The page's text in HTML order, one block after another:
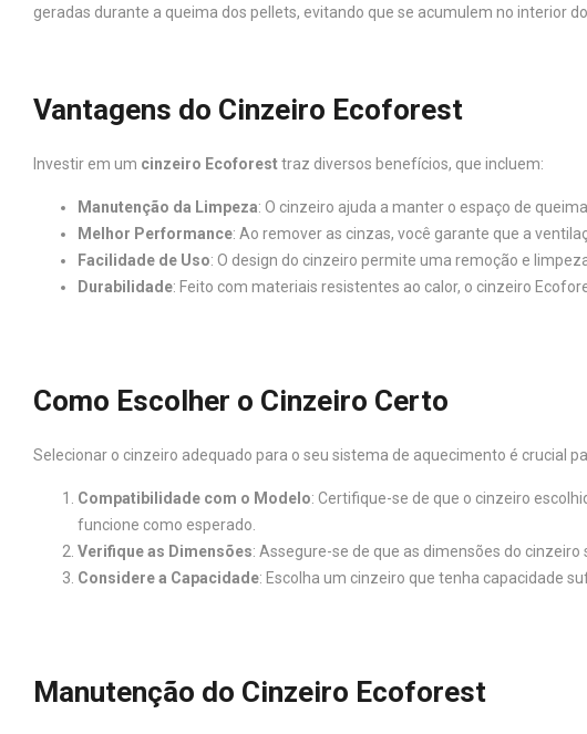
geradas durante a queima dos pellets, evitando que se acumulem no interior
Vantagens do Cinzeiro Ecoforest
Investir em um cinzeiro Ecoforesttraz diversos benefícios, que incluem:
Manutenção da Limpeza: O cinzeiro ajuda a manter o espaço de
Melhor Performance: Ao remover as cinzas, você garante que a
Facilidade de Uso: O design do cinzeiro permite uma remoção e
Durabilidade: Feito com materiais resistentes ao calor, o cinzeiro
Como Escolher o Cinzeiro Certo
Selecionar o cinzeiro adequado para o seu sistema de aquecimento é crucial
Compatibilidade com o Modelo: Certifique-se de que o cinzeiro
funcione como esperado.
Verifique as Dimensões: Assegure-se de que as dimensões do
Considere a Capacidade: Escolha um cinzeiro que tenha capacidade
Manutenção do Cinzeiro Ecoforest